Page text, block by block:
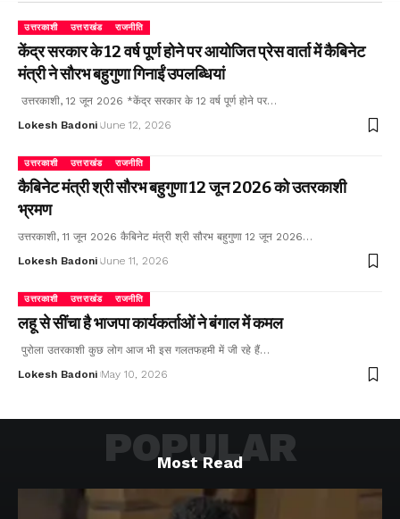
उत्तरकाशी उत्तराखंड राजनीति
केंद्र सरकार के 12 वर्ष पूर्ण होने पर आयोजित प्रेस वार्ता में कैबिनेट
मंत्री ने सौरभ बहुगुणा गिनाईं उपलब्धियां
उत्तरकाशी, 12 जून 2026 *केंद्र सरकार के 12 वर्ष पूर्ण होने पर…
Lokesh Badoni June 12, 2026
उत्तरकाशी उत्तराखंड राजनीति
कैबिनेट मंत्री श्री सौरभ बहुगुणा 12 जून 2026 को उतरकाशी
भ्रमण
उत्तरकाशी, 11 जून 2026 कैबिनेट मंत्री श्री सौरभ बहुगुणा 12 जून 2026…
Lokesh Badoni June 11, 2026
उत्तरकाशी उत्तराखंड राजनीति
लहू से सींचा है भाजपा कार्यकर्ताओं ने बंगाल में कमल
पुरोला उतरकाशी कुछ लोग आज भी इस गलतफहमी में जी रहे हैं…
Lokesh Badoni May 10, 2026
Most Read
POPULAR